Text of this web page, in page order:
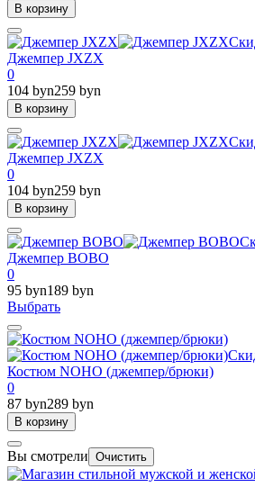
В корзину
Джемпер JXZX
0
104 byn259 byn
В корзину
Джемпер JXZX
0
104 byn259 byn
В корзину
Джемпер BOBO
0
95 byn189 byn
Выбрать
Костюм NOHO (джемпер/брюки)
0
87 byn289 byn
В корзину
Вы смотрели Очистить